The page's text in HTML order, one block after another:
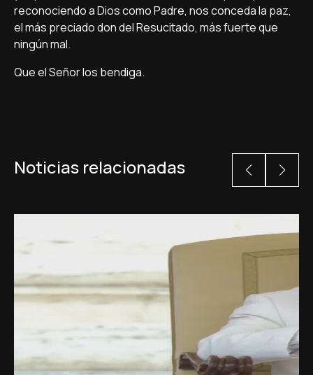
reconociendo a Dios como Padre, nos conceda la paz,
el más preciado don del Resucitado, más fuerte que
ningún mal.
Que el Señor los bendiga.
Noticias relacionadas